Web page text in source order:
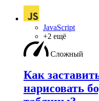
JavaScript
+2 ещё
Сложный
Как
нарисовать